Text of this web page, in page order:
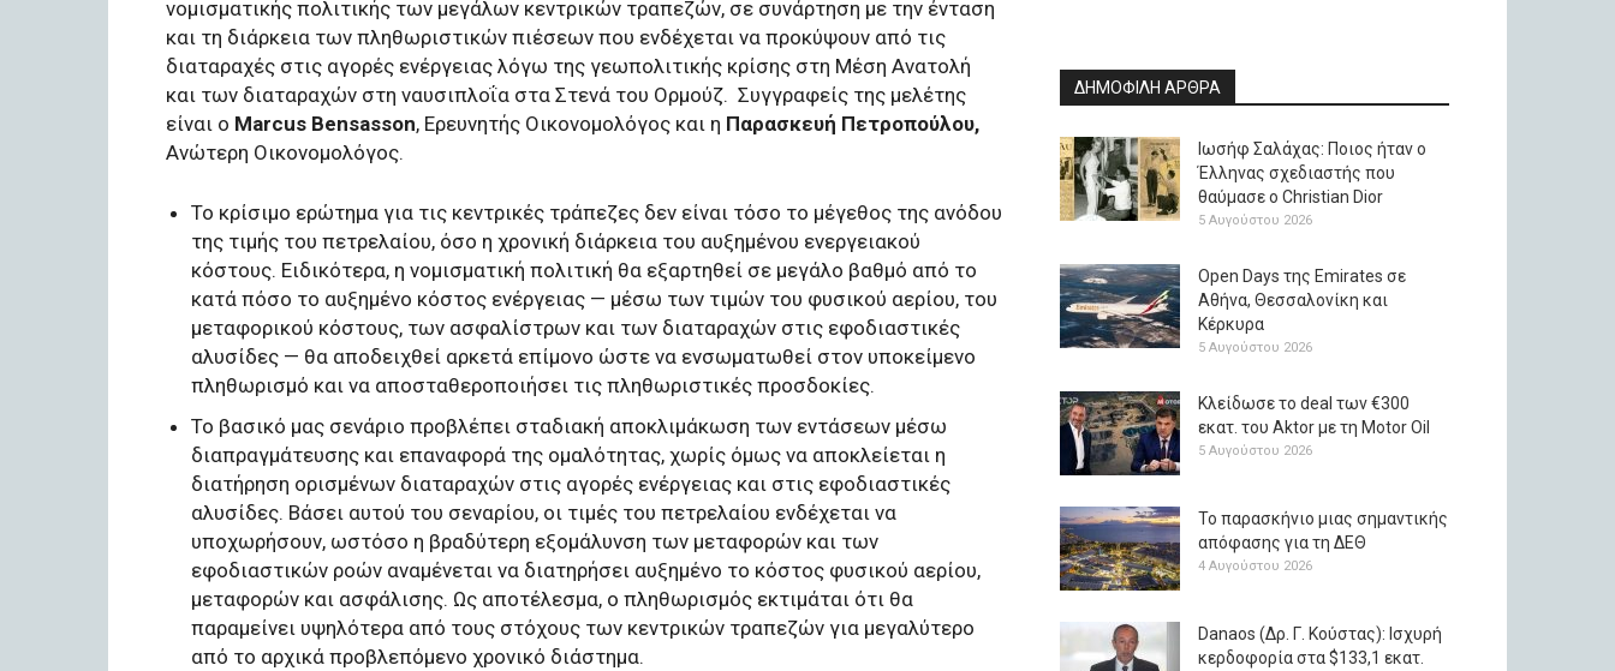
νομισματικής πολιτικής των μεγάλων κεντρικών τραπεζών, σε συνάρτηση με την ένταση
και τη διάρκεια των πληθωριστικών πιέσεων που ενδέχεται να προκύψουν από τις
διαταραχές στις αγορές ενέργειας λόγω της γεωπολιτικής κρίσης στη Μέση Ανατολή
και των διαταραχών στη ναυσιπλοΐα στα Στενά του Ορμούζ. Συγγραφείς της μελέτης
είναι ο Marcus Bensasson, Ερευνητής Οικονομολόγος και η Παρασκευή Πετροπούλου,
Ανώτερη Οικονομολόγος.
Το κρίσιμο ερώτημα για τις κεντρικές τράπεζες δεν είναι τόσο το μέγεθος της ανόδου
της τιμής του πετρελαίου, όσο η χρονική διάρκεια του αυξημένου ενεργειακού
κόστους. Ειδικότερα, η νομισματική πολιτική θα εξαρτηθεί σε μεγάλο βαθμό από το
κατά πόσο το αυξημένο κόστος ενέργειας — μέσω των τιμών του φυσικού αερίου, του
μεταφορικού κόστους, των ασφαλίστρων και των διαταραχών στις εφοδιαστικές
αλυσίδες — θα αποδειχθεί αρκετά επίμονο ώστε να ενσωματωθεί στον υποκείμενο
πληθωρισμό και να αποσταθεροποιήσει τις πληθωριστικές προσδοκίες.
Το βασικό μας σενάριο προβλέπει σταδιακή αποκλιμάκωση των εντάσεων μέσω
διαπραγμάτευσης και επαναφορά της ομαλότητας, χωρίς όμως να αποκλείεται η
διατήρηση ορισμένων διαταραχών στις αγορές ενέργειας και στις εφοδιαστικές
αλυσίδες. Βάσει αυτού του σεναρίου, οι τιμές του πετρελαίου ενδέχεται να
υποχωρήσουν, ωστόσο η βραδύτερη εξομάλυνση των μεταφορών και των
εφοδιαστικών ροών αναμένεται να διατηρήσει αυξημένο το κόστος φυσικού αερίου,
μεταφορών και ασφάλισης. Ως αποτέλεσμα, ο πληθωρισμός εκτιμάται ότι θα
παραμείνει υψηλότερα από τους στόχους των κεντρικών τραπεζών για μεγαλύτερο
από το αρχικά προβλεπόμενο χρονικό διάστημα.
ΔΗΜΟΦΙΛΗ ΑΡΘΡΑ
Ιωσήφ Σαλάχας: Ποιος ήταν ο
Έλληνας σχεδιαστής που
θαύμασε ο Christian Dior
5 Αυγούστου 2026
Open Days της Emirates σε
Αθήνα, Θεσσαλονίκη και
Κέρκυρα
5 Αυγούστου 2026
Κλείδωσε το deal των €300
εκατ. του Aktor με τη Μotor Oil
5 Αυγούστου 2026
Το παρασκήνιο μιας σημαντικής
απόφασης για τη ΔΕΘ
4 Αυγούστου 2026
Danaos (Δρ. Γ. Κούστας): Ισχυρή
κερδοφορία στα $133,1 εκατ.